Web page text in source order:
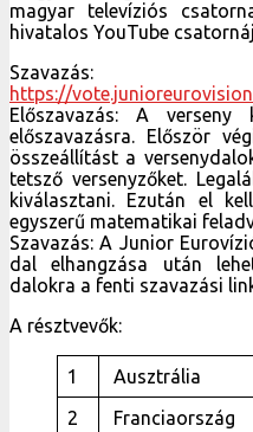
magyar televíziós
hivatalos YouTube
Szavazás:
https://
Előszavazás: A
előszavazásra. Először
összeállítást a
tetsző versenyzőket.
kiválasztani. Ezután el
egyszerű matematikai
Szavazás: A Junior
dal elhangzása után
dalokra a fenti szavazási
A résztvevők:
1 Ausztrália
2
Franciaország